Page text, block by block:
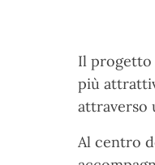
Il progetto
più
attraverso
Al centro